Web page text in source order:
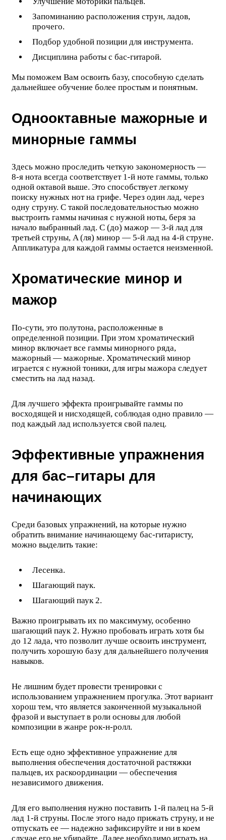
Запоминанию расположения струн, ладов,
прочего.
Подбор удобной позиции для инструмента.
Дисциплина работы с бас-гитарой.
Мы поможем Вам освоить базу, способную сделать
дальнейшее обучение более простым и понятным.
Однооктавные мажорные и
минорные гаммы
Здесь можно проследить четкую закономерность —
8-я нота всегда соответствует 1-й ноте гаммы, только
одной октавой выше. Это способствует легкому
поиску нужных нот на грифе. Через один лад, через
одну струну. С такой последовательностью можно
выстроить гаммы начиная с нужной ноты, беря за
начало выбранный лад. C (до) мажор — 3-й лад для
третьей струны, A (ля) минор — 5-й лад на 4-й струне.
Аппликатура для каждой гаммы остается неизменной.
Хроматические минор и
мажор
По-сути, это полутона, расположенные в
определенной позиции. При этом хроматический
минор включает все гаммы минорного ряда,
мажорный — мажорные. Хроматический минор
играется с нужной тоники, для игры мажора следует
сместить на лад назад.
Для лучшего эффекта проигрывайте гаммы по
восходящей и нисходящей, соблюдая одно правило —
под каждый лад используется свой палец.
Эффективные упражнения
для бас–гитары для
начинающих
Среди базовых упражнений, на которые нужно
обратить внимание начинающему бас-гитаристу,
можно выделить такие:
Лесенка.
Шагающий паук.
Шагающий паук 2.
Важно проигрывать их по максимуму, особенно
шагающий паук 2. Нужно пробовать играть хотя бы
до 12 лада, что позволит лучше освоить инструмент,
получить хорошую базу для дальнейшего получения
навыков.
Не лишним будет провести тренировки с
использованием упражнением прогулка. Этот вариант
хорош тем, что является законченной музыкальной
фразой и выступает в роли основы для любой
композиции в жанре рок-н-ролл.
Есть еще одно эффективное упражнение для
выполнения обеспечения достаточной растяжки
пальцев, их раскоординации — обеспечения
независимого движения.
Для его выполнения нужно поставить 1-й палец на 5-й
лад 1-й струны. После этого надо прижать струну, и не
отпускать ее — надежно зафиксируйте и ни в коем